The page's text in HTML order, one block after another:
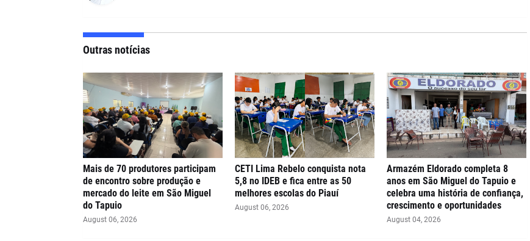
Outras notícias
Mais de 70 produtores participam
de encontro sobre produção e
mercado do leite em São Miguel
do Tapuio
August 06, 2026
CETI Lima Rebelo conquista nota
5,8 no IDEB e fica entre as 50
melhores escolas do Piauí
August 06, 2026
Armazém Eldorado completa 8
anos em São Miguel do Tapuio e
celebra uma história de confiança,
crescimento e oportunidades
August 04, 2026